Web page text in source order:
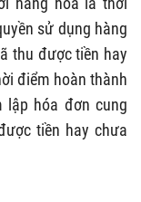
sử dụng hàng
thu được tiền hay
điểm hoàn thành
lập hóa đơn cung
tiền hay chưa